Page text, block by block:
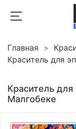
Главная
Краситель для
Краситель
Малгобеке